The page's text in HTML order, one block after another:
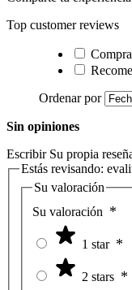
Top customer reviews
Ordenar por
Sin opiniones
Escribir Su propia
Estás revisando:
Su valoración
Su valoración
1 star
2 stars